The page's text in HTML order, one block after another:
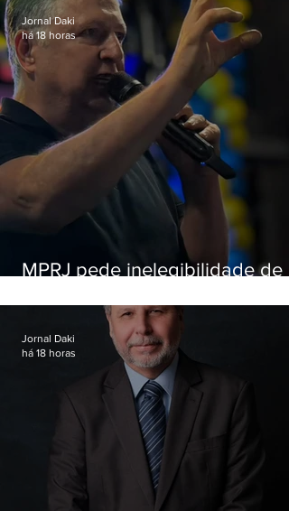
MPRJ pede inelegibilidade de
Jornal Daki
há 18 horas
Jornal Daki
há 18 horas